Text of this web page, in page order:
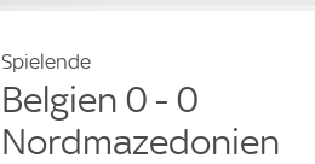
Spielende
Belgien 0 - 0
Nordmazedonien